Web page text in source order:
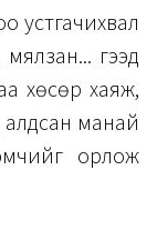
устгачихвал
гээд
хөсөр хаяж,
манай
орлож